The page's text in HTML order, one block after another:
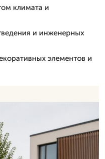
климата и
и инженерных
элементов и